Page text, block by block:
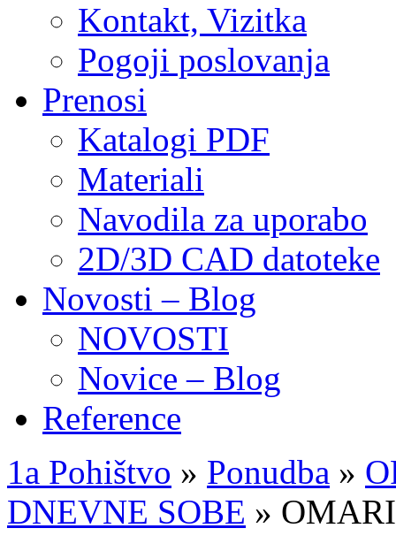
Kontakt, Vizitka
Pogoji poslovanja
Prenosi
Katalogi PDF
Materiali
Navodila za uporabo
2D/3D CAD datoteke
Novosti – Blog
NOVOSTI
Novice – Blog
Reference
1a Pohištvo » Ponudba »
DNEVNE SOBE »